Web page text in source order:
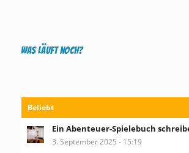
Was läuft noch?
Beliebt
Ein Abenteuer-Spielebuch
3. September 2025 - 15:19